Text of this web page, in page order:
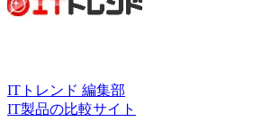
ITトレンド 編集部
IT製品の比較サイト